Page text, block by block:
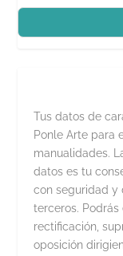
Tus datos de
Ponle Arte para
manualidades.
datos es tu
con seguridad y
terceros.
rectificación,
oposición